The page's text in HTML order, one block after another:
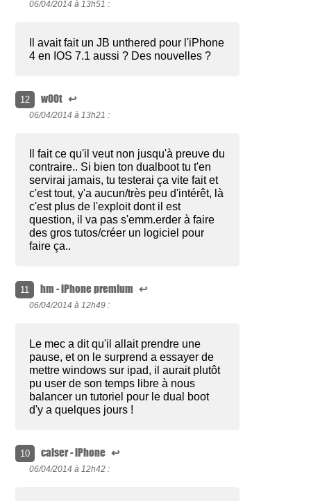
06/04/2014 à 13h51 :
Il avait fait un JB unthered pour l'iPhone
4 en IOS 7.1 aussi ? Des nouvelles ?
12 w00t ↩
06/04/2014 à 13h21 :
Il fait ce qu'il veut non jusqu'à preuve du
contraire.. Si bien ton dualboot tu t'en
servirai jamais, tu testerai ça vite fait et
c'est tout, y'a aucun/très peu d'intérêt, là
c'est plus de l'exploit dont il est
question, il va pas s'emm.erder à faire
des gros tutos/créer un logiciel pour
faire ça..
11 hm - iPhone premium ↩
06/04/2014 à 12h49 :
Le mec a dit qu'il allait prendre une
pause, et on le surprend a essayer de
mettre windows sur ipad, il aurait plutôt
pu user de son temps libre à nous
balancer un tutoriel pour le dual boot
d'y a quelques jours !
10 caiser - iPhone ↩
06/04/2014 à 12h42 :